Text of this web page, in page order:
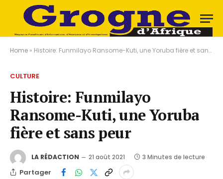
Home » Histoire: Funmilayo Ransome-Kuti, une Yoruba fière et sans peur
CULTURE
Histoire: Funmilayo
Ransome-Kuti, une Yoruba
fière et sans peur
LA RÉDACTION 21 août 2021 3 Minutes de lecture
Partager